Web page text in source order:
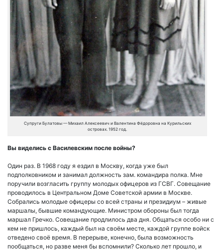
Супруги Булатовы — Михаил Алексеевич и Валентина Фёдоровна на Курильских
островах. 1952 год.
Вы виделись с Василевским после войны?
Один раз. В 1968 году я ездил в Москву, когда уже был
подполковником и занимал должность зам. командира полка. Мне
поручили возгласить группу молодых офицеров из ГСВГ. Совещание
проводилось в Центральном Доме Советской армии в Москве.
Собрались молодые офицеры со всей страны и президиум – живые
маршалы, бывшие командующие. Министром обороны был тогда
маршал Гречко. Совещание продлилось два дня. Общаться особо ни с
кем не пришлось, каждый был на своём месте, каждой группе войск
отведено своё время. В перерыве, конечно, была возможность
пообщаться, но разве меня бы вспомнили? Сколько лет прошло, и